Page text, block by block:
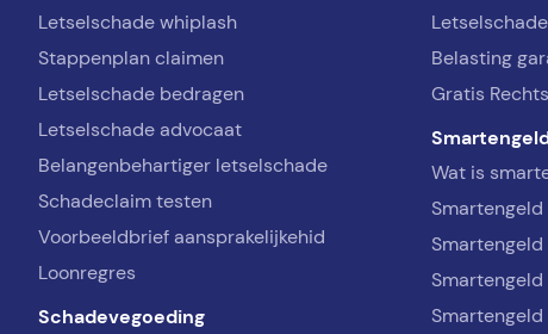
Letselschade whiplash
Stappenplan claimen
Letselschade bedragen
Letselschade advocaat
Belangenbehartiger letselschade
Schadeclaim testen
Voorbeeldbrief aansprakelijkehid
Loonregres
Schadevegoeding
Belasting
Gratis
Wat is